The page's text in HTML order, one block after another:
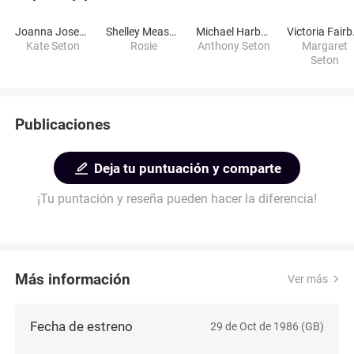
Joanna Joseph
Kate Seton
Shelley Measures
Rosie
Michael Harbour
Anthony Seton
Margaret
Seton
Publicaciones
Deja tu puntuación y comparte
¡Tu puntación y reseña pueden hacer la diferencia!
Más información Ver más
Fecha de estreno 29 de Oct de 1986 (GB)